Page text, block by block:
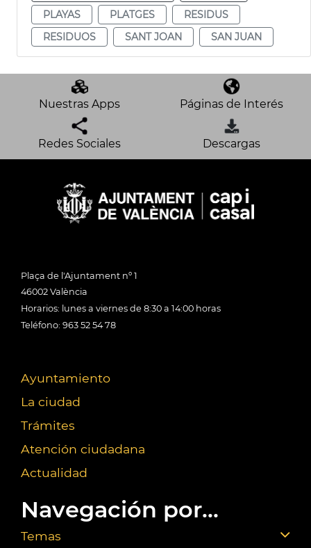
PLAYAS
PLATGES
RESIDUS
RESIDUOS
SANT JOAN SAN JUAN
Nuestras Apps Páginas de Interés
Redes Sociales Descargas
Plaça de l'Ajuntament nº 1
46002 València
Horarios: lunes a viernes de 8:30 a 14:00 horas
Teléfono: 963 52 54 78
Ayuntamiento
La ciudad
Trámites
Atención ciudadana
Actualidad
Navegación por...
Temas